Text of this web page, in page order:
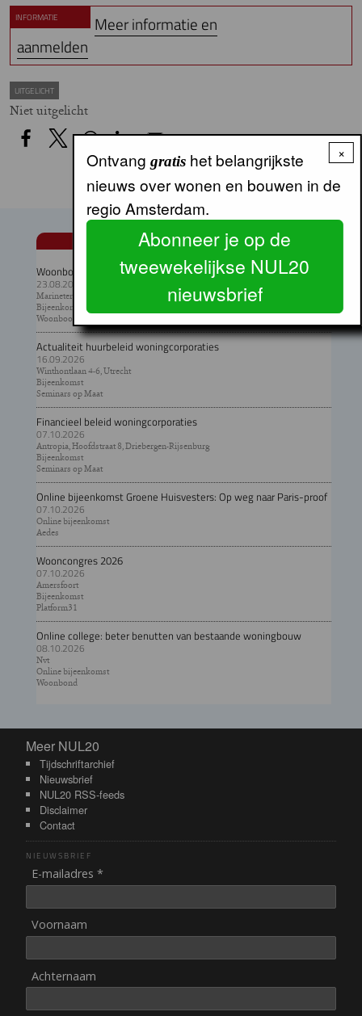
INFORMATIE
Meer informatie en
aanmelden
UITGELICHT
Niet uitgelicht
AGENDA
Woonbootfestival
23.08.2026
Marineterrein, Amsterdam
Bijeenkomst
Woonbootvereniging Amsterdam, LWO
Actualiteit huurbeleid woningcorporaties
16.09.2026
Winthontlaan 4-6, Utrecht
Bijeenkomst
Seminars op Maat
Financieel beleid woningcorporaties
07.10.2026
Antropia, Hoofdstraat 8, Driebergen-Rijsenburg
Bijeenkomst
Seminars op Maat
Online bijeenkomst Groene Huisvesters: Op weg naar Paris-proof
07.10.2026
Online bijeenkomst
Aedes
Wooncongres 2026
07.10.2026
Amersfoort
Bijeenkomst
Platform31
Online college: beter benutten van bestaande woningbouw
08.10.2026
Nvt
Online bijeenkomst
Woonbond
Meer NUL20
Meer NUL20
Tijdschriftarchief
Nieuwsbrief
NUL20 RSS-feeds
Disclaimer
Contact
NIEUWSBRIEF
E-mailadres *
Voornaam
Achternaam
×
Ontvang gratishet belangrijkste
nieuws over wonen en bouwen in de
regio Amsterdam.
Abonneer je op de
tweewekelijkse NUL20
nieuwsbrief